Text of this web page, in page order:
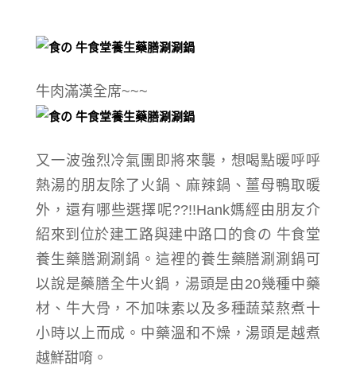
牛肉滿漢全席~~~
又一波強烈冷氣團即將來襲， 想喝點暖呼呼
熱湯的朋友 除了火鍋、麻辣鍋、薑母鴨取暖
外，還有哪些選擇呢??!!Hank媽經由朋友介
紹來到位於建工路與建中路口的食の 牛食堂
養生藥膳涮涮鍋。這裡的養生藥膳涮涮鍋可
以說是藥膳全牛火鍋， 湯頭是 由20幾種中藥
材、牛大骨，不加味素以及多種蔬菜熬煮十
小時以上而成。 中藥溫和不燥，湯頭是越煮
越鮮甜唷。